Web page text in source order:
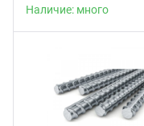
Наличие: много